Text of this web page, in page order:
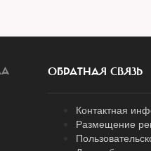
ОБРАТНАЯ СВЯЗЬ
Контактная
Размещение